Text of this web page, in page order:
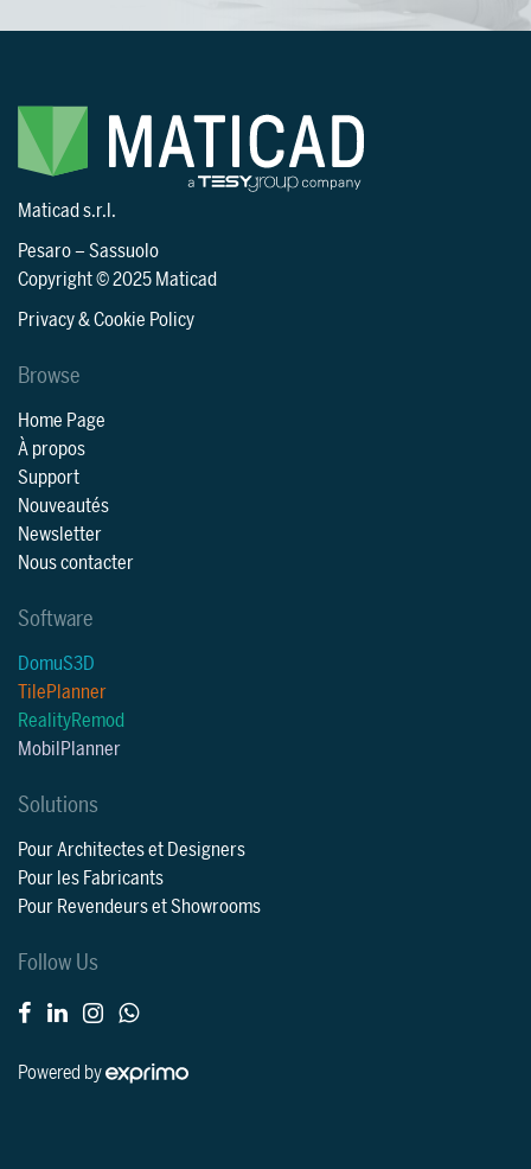
Maticad s.r.l.
Pesaro–Sassuolo
Copyright © 2025 Maticad
Privacy & Cookie Policy
Browse
Home Page
À propos
Support
Nouveautés
Newsletter
Nous contacter
Software
DomuS3D
TilePlanner
RealityRemod
MobilPlanner
Solutions
Pour Architectes et Designers
Pour les Fabricants
Pour Revendeurs et Showrooms
Follow Us
Powered by